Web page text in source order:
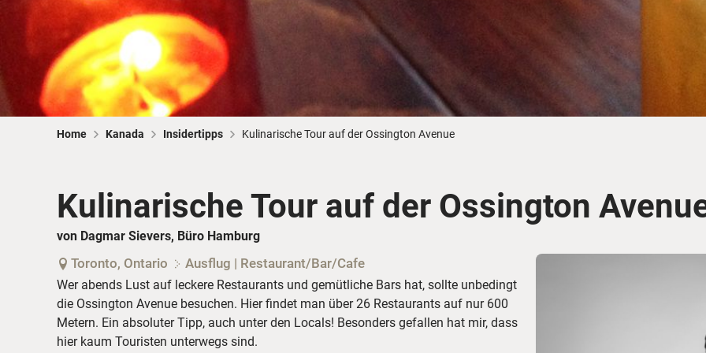
© ShaneMyersPhoto
Hawaii
Skireisen
Routen­vorschläge
© Swissmediavision/ ...
CANUSA-Magazin
Reisebüro-Service
Über uns
Home Kanada Insidertipps Kulinarische Tour auf der Ossington Avenue
Kulinarische Tour auf der Ossington
von Dagmar Sievers, Büro Hamburg
Toronto, Ontario Ausflug | Restaurant/Bar/Cafe
Wer abends Lust auf leckere Restaurants und gemütliche Bars hat, sollte unbedingt
die Ossington Avenue besuchen. Hier findet man über 26 Restaurants auf nur 600
Metern. Ein absoluter Tipp, auch unter den Locals! Besonders gefallen hat mir, dass
hier kaum Touristen unterwegs sind.